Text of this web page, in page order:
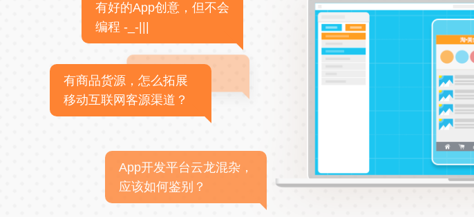
有好的App创意，但不会
编程 -_-|||
有商品货源，怎么拓展
移动互联网客源渠道？
App开发平台云龙混杂，
应该如何鉴别？